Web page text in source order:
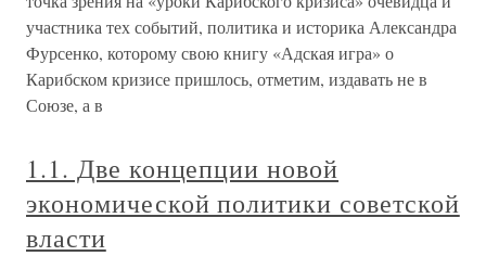
участника тех событий, политика и историка Александра
Фурсенко, которому свою книгу «Адская игра» о
Карибском кризисе пришлось, отметим, издавать не в
Союзе, а в
1.1. Две концепции новой
экономической политики советской
власти